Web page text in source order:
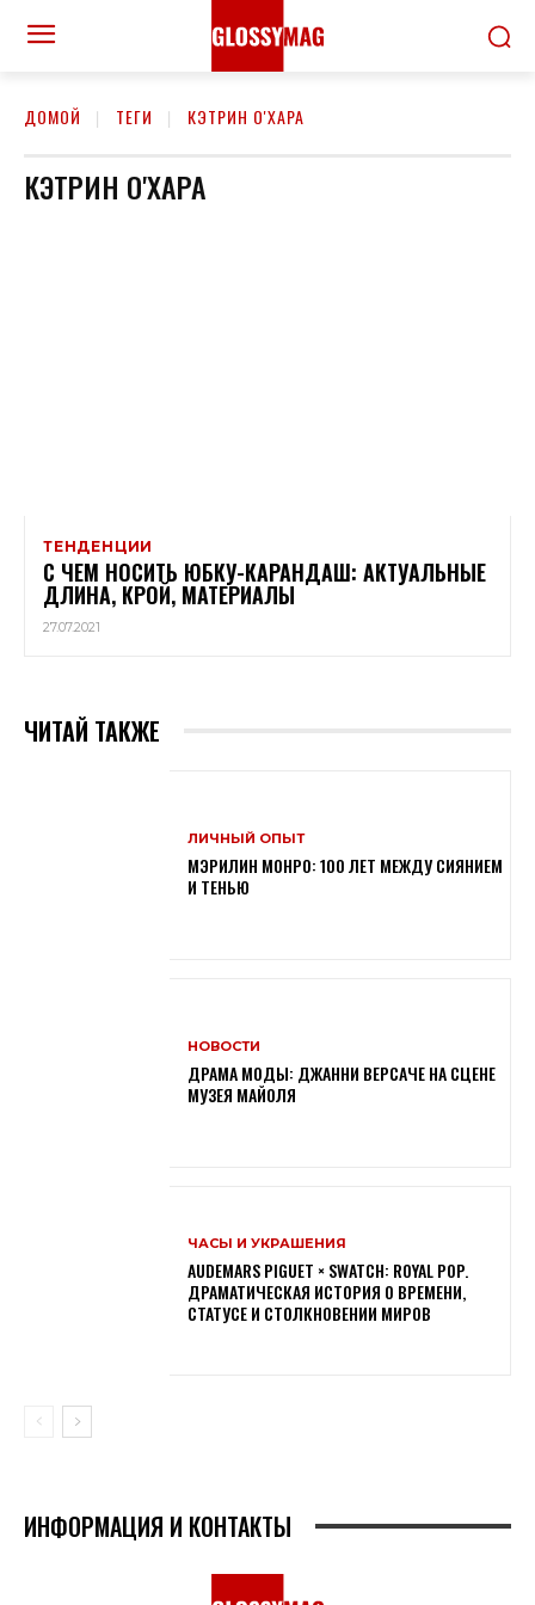
ДОМОЙ ТЕГИ КЭТРИН О'ХАРА
КЭТРИН О'ХАРА
ТЕНДЕНЦИИ
С ЧЕМ НОСИТЬ ЮБКУ-КАРАНДАШ: АКТУАЛЬНЫЕ
ДЛИНА, КРОЙ, МАТЕРИАЛЫ
27.07.2021
ЧИТАЙ ТАКЖЕ
ЛИЧНЫЙ ОПЫТ
МЭРИЛИН МОНРО: 100 ЛЕТ МЕЖДУ СИЯНИЕМ
И ТЕНЬЮ
НОВОСТИ
ДРАМА МОДЫ: ДЖАННИ ВЕРСАЧЕ НА СЦЕНЕ
МУЗЕЯ МАЙОЛЯ
ЧАСЫ И УКРАШЕНИЯ
AUDEMARS PIGUET × SWATCH: ROYAL POP.
ДРАМАТИЧЕСКАЯ ИСТОРИЯ О ВРЕМЕНИ,
СТАТУСЕ И СТОЛКНОВЕНИИ МИРОВ
ИНФОРМАЦИЯ И КОНТАКТЫ